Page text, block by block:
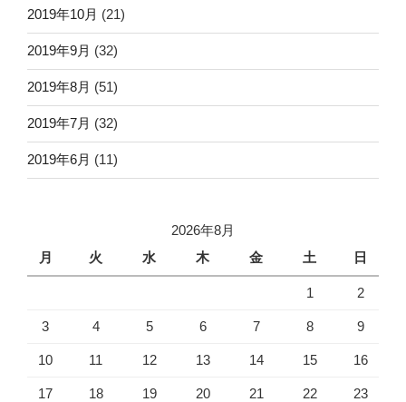
2019年10月 (21)
2019年9月 (32)
2019年8月 (51)
2019年7月 (32)
2019年6月 (11)
2026年8月
月
火 水 木 金 土 日
1 2
3 4 5 6 7 8 9
10 11 12 13 14 15 16
17 18 19 20 21 22 23